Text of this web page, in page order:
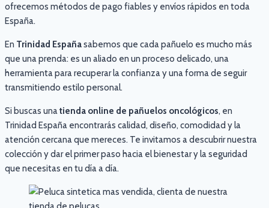
ofrecemos métodos de pago fiables y envíos rápidos en toda
España.
En Trinidad Españasabemos que cada pañuelo es mucho más
que una prenda: es un aliado en un proceso delicado, una
herramienta para recuperar la confianza y una forma de seguir
transmitiendo estilo personal.
Si buscas unatienda online de pañuelos oncológicos, en
Trinidad España encontrarás calidad, diseño, comodidad y la
atención cercana que mereces. Te invitamos a descubrir nuestra
colección y dar el primer paso hacia el bienestar y la seguridad
que necesitas en tu día a día.